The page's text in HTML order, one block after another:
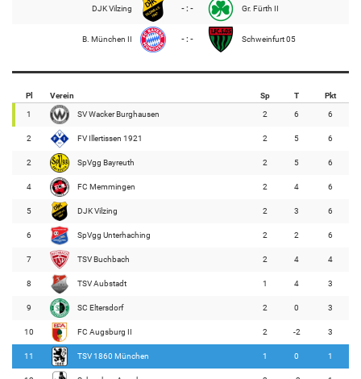
DJK Vilzing - : - Gr. Fürth II
B. München II - : - Schweinfurt 05
Pl Verein Sp T Pkt
1 SV Wacker Burghausen 2 6 6
2 FV Illertissen 1921 2 5 6
2 SpVgg Bayreuth 2 5 6
4 FC Memmingen 2 4 6
5 DJK Vilzing 2 3 6
6 SpVgg Unterhaching 2 2 6
7 TSV Buchbach 2 4 4
8 TSV Aubstadt 1 4 3
9 SC Eltersdorf 2 0 3
10 FC Augsburg II 2 -2 3
11 TSV 1860 München 1 0 1